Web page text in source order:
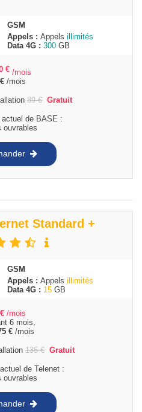
GSM
Appels : Appels illimités
Data 4G : 300 GB
€ /mois
€/mois
89€ Gratuit
actuel de BASE :
ouvrables
Standard +
GSM
Appels : Appels illimités
Data 4G : 15 GB
€ /mois
6 mois,
€/mois
135€ Gratuit
de Telenet :
ouvrables